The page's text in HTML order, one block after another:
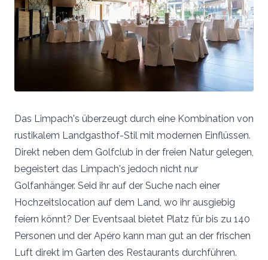
Das Limpach's überzeugt durch eine Kombination von
rustikalem Landgasthof-Stil mit modernen Einflüssen.
Direkt neben dem Golfclub in der freien Natur gelegen,
begeistert das Limpach's jedoch nicht nur
Golfanhänger. Seid ihr auf der Suche nach einer
Hochzeitslocation auf dem Land, wo ihr ausgiebig
feiern könnt? Der Eventsaal bietet Platz für bis zu 140
Personen und der Apéro kann man gut an der frischen
Luft direkt im Garten des Restaurants durchführen.